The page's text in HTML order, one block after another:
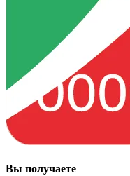
Вы получаете